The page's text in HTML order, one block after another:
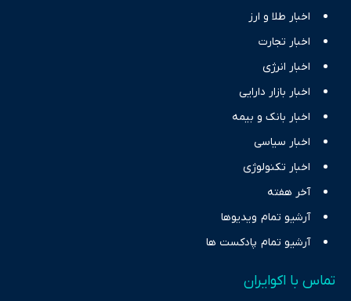
اخبار طلا و ارز
اخبار تجارت
اخبار انرژی
اخبار بازار دارایی
اخبار بانک و بیمه
اخبار سیاسی
اخبار تکنولوژی
آخر هفته
آرشیو تمام ویدیوها
آرشیو تمام پادکست ها
تماس با اکوایران